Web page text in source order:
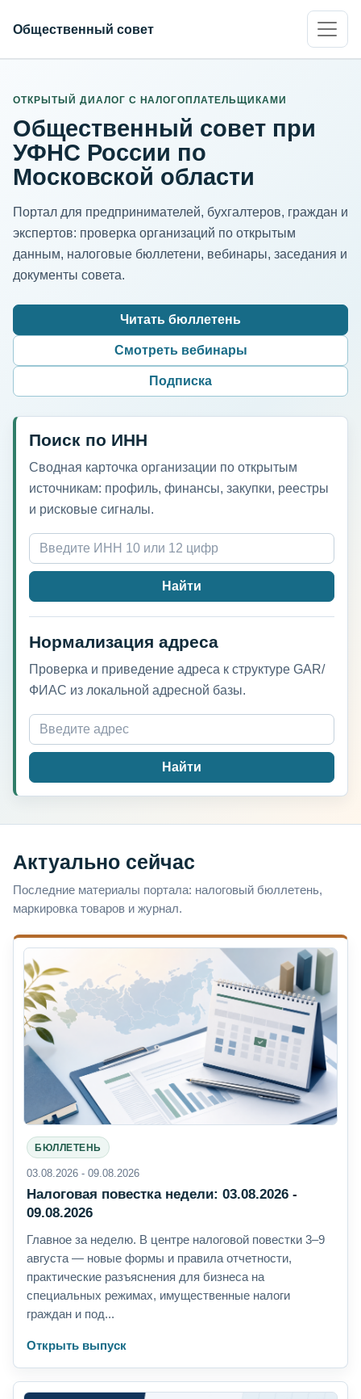
Общественный совет
ОТКРЫТЫЙ ДИАЛОГ С НАЛОГОПЛАТЕЛЬЩИКАМИ
Общественный совет при
УФНС России по
Московской области
Портал для предпринимателей, бухгалтеров, граждан и
экспертов: проверка организаций по открытым
данным, налоговые бюллетени, вебинары, заседания и
документы совета.
Читать бюллетень
Смотреть вебинары
Подписка
Поиск по ИНН
Сводная карточка организации по открытым
источникам: профиль, финансы, закупки, реестры
и рисковые сигналы.
ИНН организации
Найти
Нормализация адреса
Проверка и приведение адреса к структуре GAR/
ФИАС из локальной адресной базы.
Адрес для нормализации
Найти
Актуально сейчас
Последние материалы портала: налоговый бюллетень,
маркировка товаров и журнал.
БЮЛЛЕТЕНЬ
03.08.2026 - 09.08.2026
Налоговая повестка недели: 03.08.2026 -
09.08.2026
Главное за неделю. В центре налоговой повестки 3–9
августа — новые формы и правила отчетности,
практические разъяснения для бизнеса на
специальных режимах, имущественные налоги
граждан и под...
Открыть выпуск